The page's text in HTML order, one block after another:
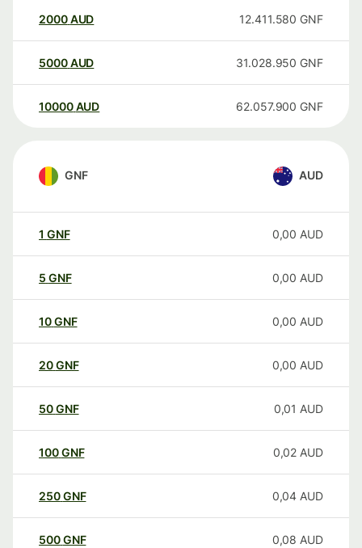
2000AUD 12.411.580 GNF
5000AUD 31.028.950 GNF
10000 AUD 62.057.900 GNF
GNF AUD
1 GNF 0,00 AUD
5 GNF 0,00 AUD
10GNF 0,00 AUD
20GNF 0,00 AUD
50GNF 0,01 AUD
100GNF 0,02 AUD
250GNF 0,04 AUD
500GNF 0,08 AUD